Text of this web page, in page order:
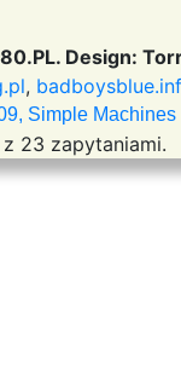
Design:
,
Simple Machines
23 zapytaniami.